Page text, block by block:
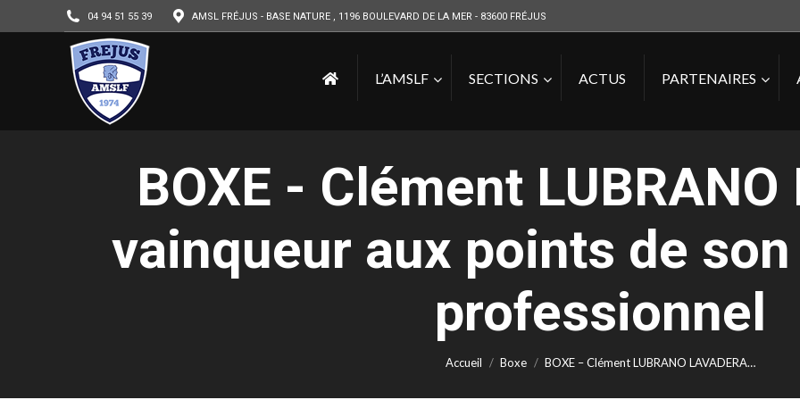
04 94 51 55 39 AMSL FRÉJUS - BASE NATURE , 1196 BOULEVARD DE LA MER - 83600 FRÉJUS
L’AMSLF SECTIONS ACTUS PARTENAIRES
BOXE - Clément LUBRANO
vainqueur aux points de
professionnel
Vous êtes ici :
Accueil Boxe BOXE – Clément LUBRANO LAVADERA…